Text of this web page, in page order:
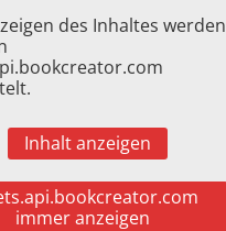
des Inhaltes werden
Inhalt anzeigen
immer anzeigen